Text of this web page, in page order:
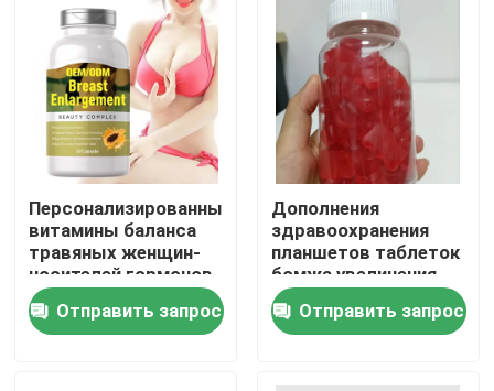
Дом
Продукты
видео
Персонализированные
витамины баланса
травяных женщин-
носителей гормонов
Отправить запрос
Дополнения
здравоохранения
планшетов таблеток
бомжа увеличения
бедер батокса
женщин более
большие
Отправить запрос